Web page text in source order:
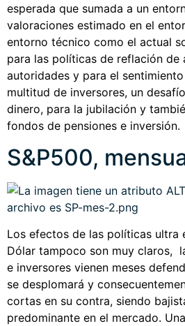
esperada que sumada a un
valoraciones estimado en el
entorno técnico como el actual
para las políticas de reflación de
autoridades y para el
multitud de inversores, un
dinero, para la jubilación y
fondos de pensiones e inversión.
S&P500,
Los efectos de las políticas ultra
Dólar tampoco son muy claros,
e inversores vienen meses
se desplomará y
cortas en su contra, siendo
predominante en el mercado.